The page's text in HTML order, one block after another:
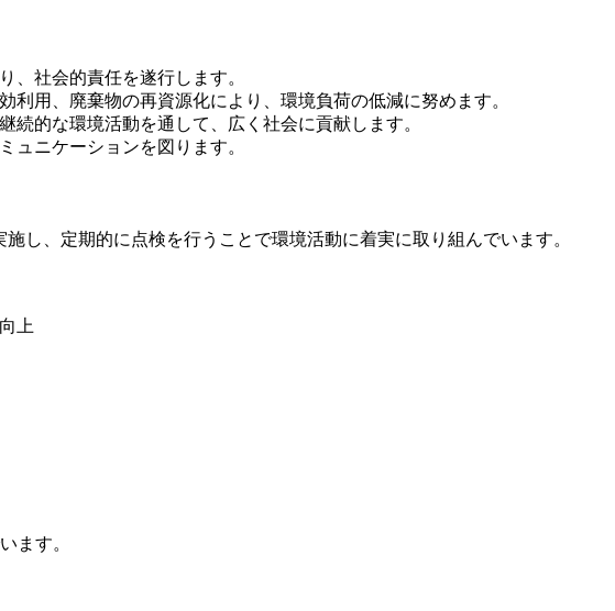
、社会的責任を遂行します。
利用、廃棄物の再資源化により、環境負荷の低減に努めます。
続的な環境活動を通して、広く社会に貢献します。
ュニケーションを図ります。
し、定期的に点検を行うことで環境活動に着実に取り組んでいます。
上
ます。